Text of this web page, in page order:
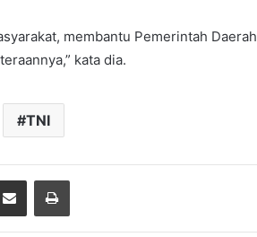
membantu Pemerintah Daerah
kata dia.
TNI
Share via Email Print